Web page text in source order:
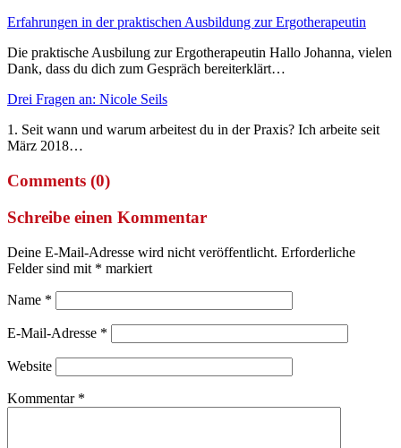
Erfahrungen in der praktischen Ausbildung zur Ergotherapeutin
Die praktische Ausbilung zur Ergotherapeutin Hallo Johanna, vielen
Dank, dass du dich zum Gespräch bereiterklärt…
Drei Fragen an: Nicole Seils
1. Seit wann und warum arbeitest du in der Praxis? Ich arbeite seit
März 2018…
Comments (0)
Schreibe einen Kommentar
Deine E-Mail-Adresse wird nicht veröffentlicht. Erforderliche
Felder sind mit * markiert
Name *
E-Mail-Adresse *
Website
Kommentar *